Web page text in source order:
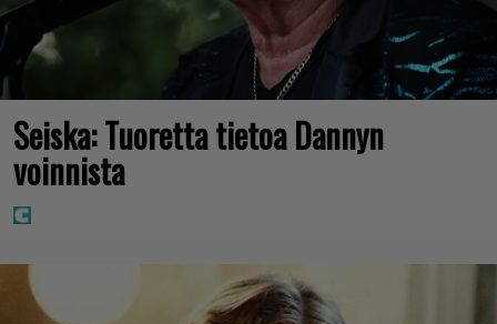
Seiska: Tuoretta tietoa Dannyn
voinnista